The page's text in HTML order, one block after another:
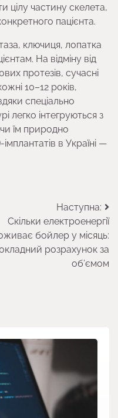
цілу частину скелета,
пацієнта.
ключиця, лопатка
На відміну від
протезів, сучасні
10–12 років,
спеціально
легко інтегруються з
їм природно
в Україні —
Наступна:
Скільки електроенергії
бойлер у місяць:
розрахунок за
об’ємом